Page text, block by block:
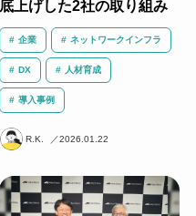
底上げした2社の取り組み
企業 ネットワークインフラ
DX 人材育成
導入事例
R.K. 2026.01.22